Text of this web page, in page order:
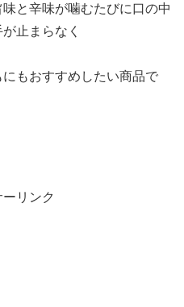
と辛味が噛むたびに口の中
止まらなく
もおすすめしたい商品で
リンク